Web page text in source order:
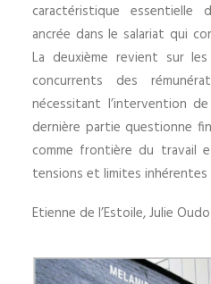
caractéristique essentielle
ancrée dans le salariat qui
La deuxième revient sur
concurrents des
nécessitant l’intervention
dernière partie questionne
comme frontière du travail
tensions et limites
Etienne de l’Estoile, Julie